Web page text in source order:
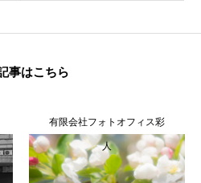
事はこちら
有限会社フォトオフィス彩
人